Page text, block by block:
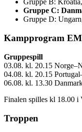
Gruppe B:
Gruppe C:
Gruppe D:
Kampprogram
Gruppespill
03.08. kl. 20.15
04.08. kl. 20.15
06.08. kl. 13.30
Finalen spilles kl 18.00 i
Troppen